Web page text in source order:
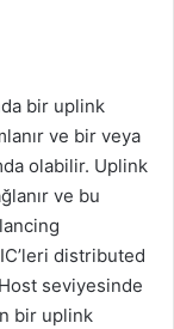
bir uplink
ve bir veya
olabilir. Uplink
ve bu
distributed
seviyesinde
bir uplink